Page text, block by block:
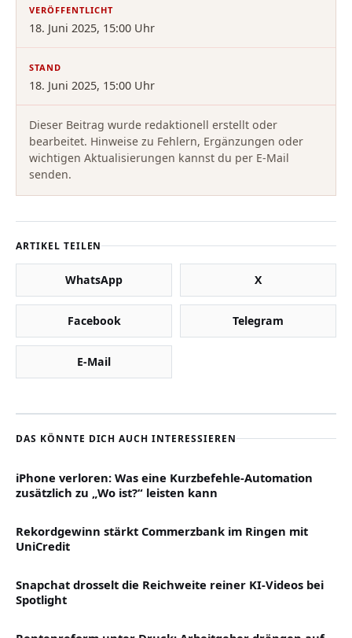
VERÖFFENTLICHT
18. Juni 2025, 15:00 Uhr
STAND
18. Juni 2025, 15:00 Uhr
Dieser Beitrag wurde redaktionell erstellt oder
bearbeitet. Hinweise zu Fehlern, Ergänzungen oder
wichtigen Aktualisierungen kannst du per E-Mail
senden.
ARTIKEL TEILEN
WhatsApp X
Facebook Telegram
E-Mail
DAS KÖNNTE DICH AUCH INTERESSIEREN
iPhone verloren: Was eine Kurzbefehle-Automation
zusätzlich zu „Wo ist?“ leisten kann
Rekordgewinn stärkt Commerzbank im Ringen mit
UniCredit
Snapchat drosselt die Reichweite reiner KI-Videos bei
Spotlight